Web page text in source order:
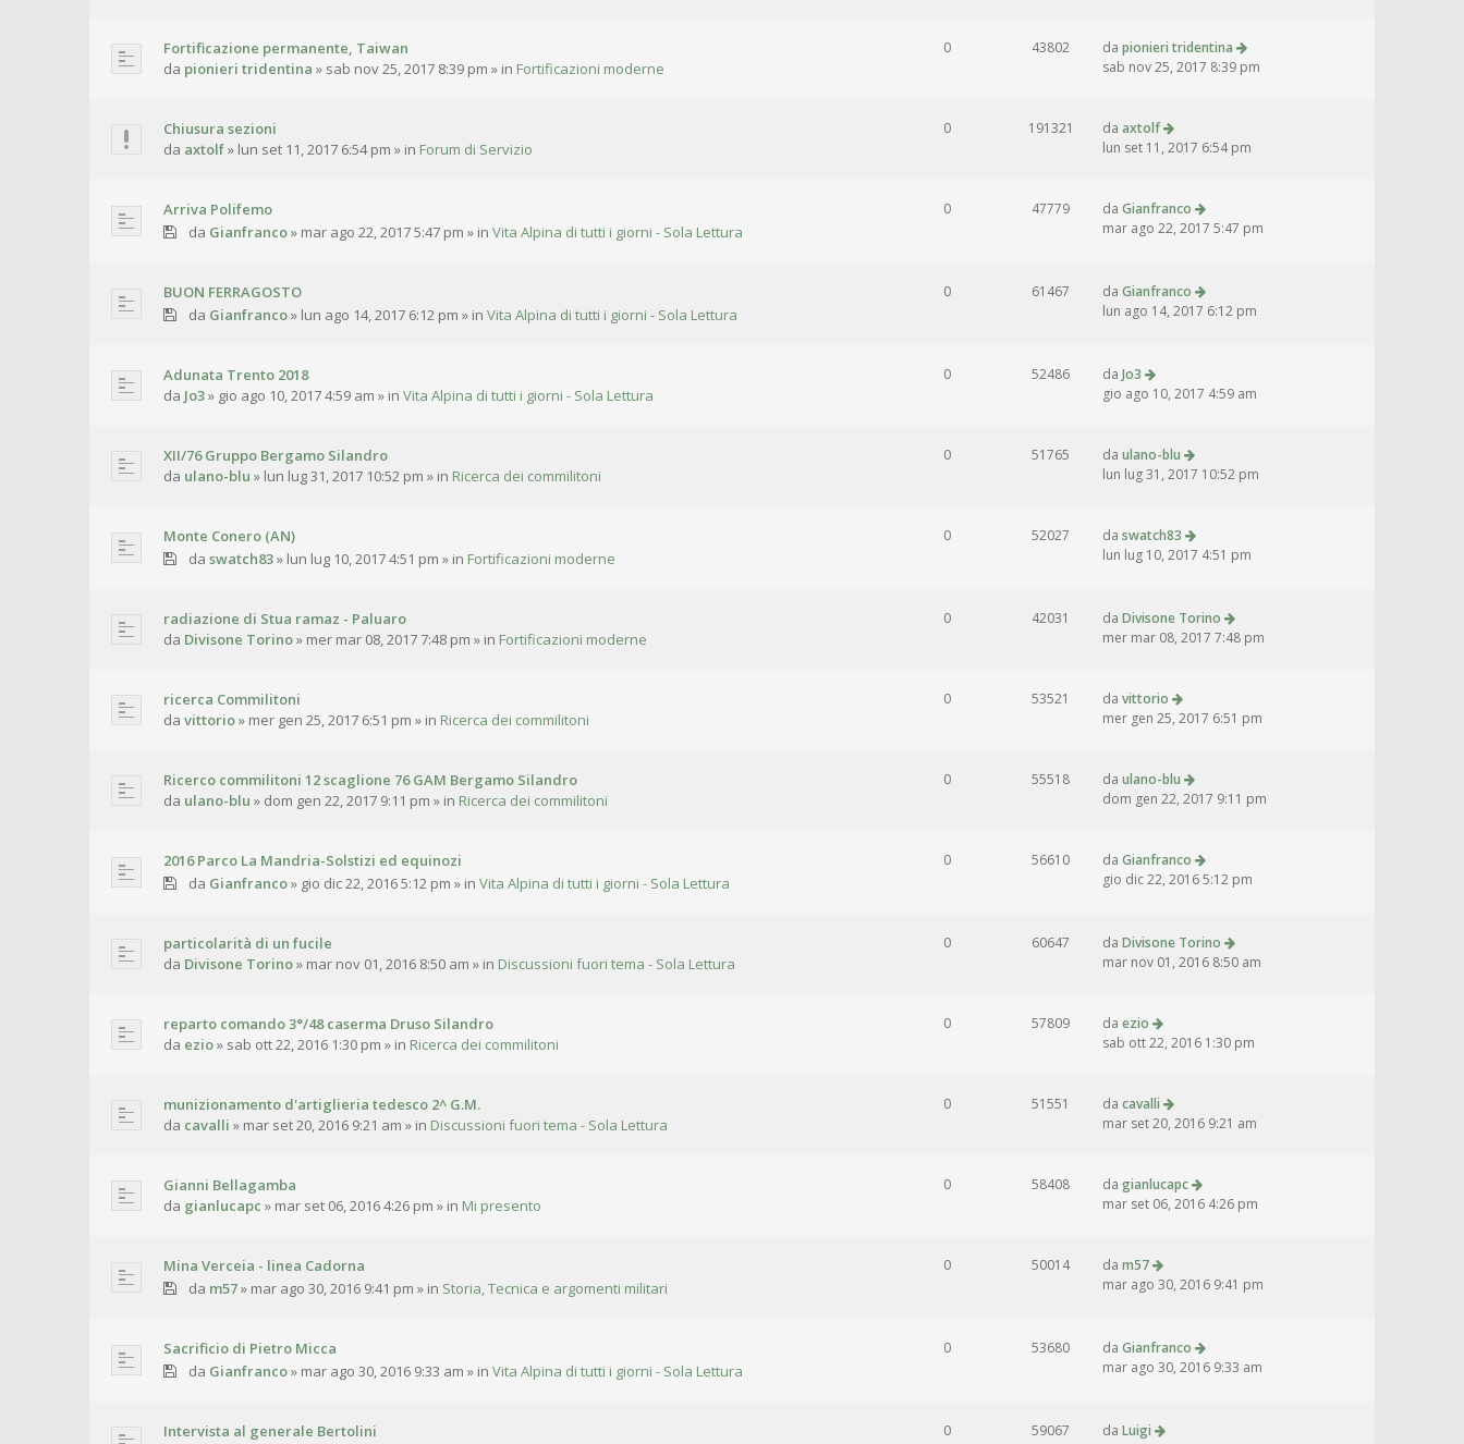
Fortificazione permanente, Taiwan
da pionieri tridentina » sab nov 25, 2017 8:39 pm » in Fortificazioni moderne
0 43802 da pionieri tridentina
sab nov 25, 2017 8:39 pm
Chiusura sezioni
da axtolf» lun set 11, 2017 6:54 pm » in Forum di Servizio
0 191321 da axtolf
lun set 11, 2017 6:54 pm
Arriva Polifemo
da Gianfranco» mar ago 22, 2017 5:47 pm » in Vita Alpina di tutti i giorni - Sola Lettura
0 47779 da Gianfranco
mar ago 22, 2017 5:47 pm
BUON FERRAGOSTO
da Gianfranco» lun ago 14, 2017 6:12 pm » in Vita Alpina di tutti i giorni - Sola Lettura
0 61467 da Gianfranco
lun ago 14, 2017 6:12 pm
Adunata Trento 2018
da Jo3» gio ago 10, 2017 4:59 am » in Vita Alpina di tutti i giorni - Sola Lettura
0 52486 da Jo3
gio ago 10, 2017 4:59 am
XII/76 Gruppo Bergamo Silandro
da ulano-blu » lun lug 31, 2017 10:52 pm » in Ricerca dei commilitoni
0 51765 da ulano-blu
lun lug 31, 2017 10:52 pm
Monte Conero (AN)
da swatch83» lun lug 10, 2017 4:51 pm » in Fortificazioni moderne
0 52027 da swatch83
lun lug 10, 2017 4:51 pm
radiazione di Stua ramaz - Paluaro
da Divisone Torino» mer mar 08, 2017 7:48 pm » in Fortificazioni moderne
0 42031 da Divisone Torino
mer mar 08, 2017 7:48 pm
ricerca Commilitoni
da vittorio» mer gen 25, 2017 6:51 pm » in Ricerca dei commilitoni
0 53521 da vittorio
mer gen 25, 2017 6:51 pm
Ricerco commilitoni 12 scaglione 76 GAM Bergamo Silandro
da ulano-blu » dom gen 22, 2017 9:11 pm » in Ricerca dei commilitoni
0 55518 da ulano-blu
dom gen 22, 2017 9:11 pm
2016 Parco La Mandria-Solstizi ed equinozi
da Gianfranco» gio dic 22, 2016 5:12 pm » in Vita Alpina di tutti i giorni - Sola Lettura
0 56610 da Gianfranco
gio dic 22, 2016 5:12 pm
particolarità di un fucile
da Divisone Torino» mar nov 01, 2016 8:50 am » in Discussioni fuori tema - Sola Lettura
0 60647 da Divisone Torino
mar nov 01, 2016 8:50 am
reparto comando 3°/48 caserma Druso Silandro
da ezio» sab ott 22, 2016 1:30 pm » in Ricerca dei commilitoni
0 57809 da ezio
sab ott 22, 2016 1:30 pm
munizionamento d'artiglieria tedesco 2^ G.M.
da cavalli » mar set 20, 2016 9:21 am » in Discussioni fuori tema - Sola Lettura
0 51551 da cavalli
mar set 20, 2016 9:21 am
Gianni Bellagamba
da gianlucapc » mar set 06, 2016 4:26 pm » in Mi presento
0 58408 da gianlucapc
mar set 06, 2016 4:26 pm
Mina Verceia - linea Cadorna
da m57» mar ago 30, 2016 9:41 pm » in Storia, Tecnica e argomenti militari
0 50014 da m57
mar ago 30, 2016 9:41 pm
Sacrificio di Pietro Micca
da Gianfranco» mar ago 30, 2016 9:33 am » in Vita Alpina di tutti i giorni - Sola Lettura
0 53680 da Gianfranco
mar ago 30, 2016 9:33 am
Intervista al generale Bertolini
0 59067 da Luigi